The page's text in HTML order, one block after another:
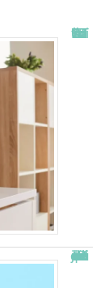
Tout savoir sur l’ENT UT2J
JetPunk : le meilleur site de quiz et de jeux !